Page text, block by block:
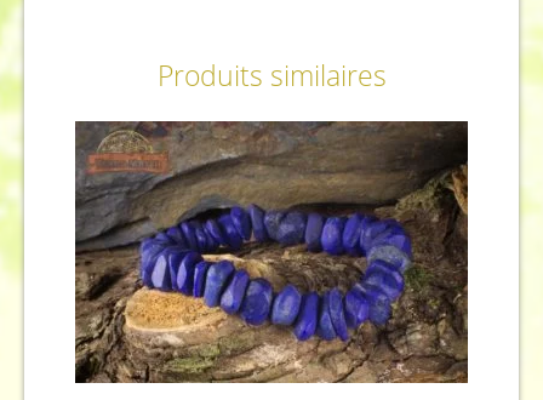
Produits similaires